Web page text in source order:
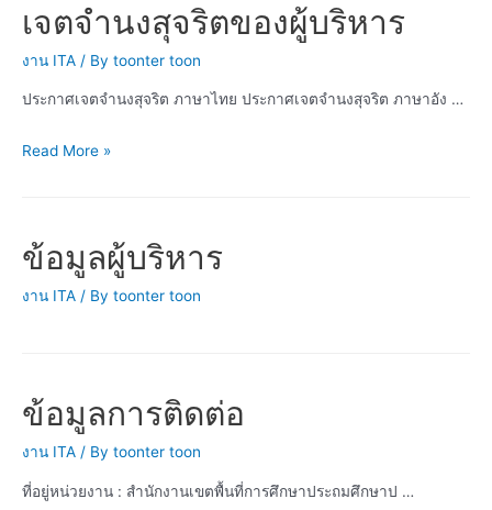
เจตจำนงสุจริตของผู้บริหาร
งาน ITA / By toonter toon
ประกาศเจตจำนงสุจริต ภาษาไทย ประกาศเจตจำนงสุจริต ภาษาอัง …
เจตจำนง
บริหาร
Read More »
ข้อมูลผู้บริหาร
งาน ITA / By toonter toon
ข้อมูลการติดต่อ
งาน ITA / By toonter toon
ที่อยู่หน่วยงาน : สำนักงานเขตพื้นที่การศึกษาประถมศึกษาป …